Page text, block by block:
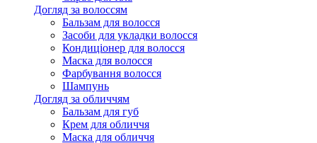
Догляд за волоссям
Бальзам для волосся
Засоби для укладки волосся
Кондиціонер для волосся
Маска для волосся
Фарбування волосся
Шампунь
Догляд за обличчям
Бальзам для губ
Крем для обличчя
Маска для обличчя